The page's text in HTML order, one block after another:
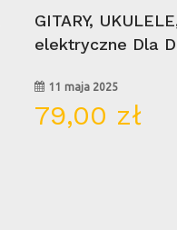
GITARY,
elektryczne Dla
11 maja 2025
79,00 zł